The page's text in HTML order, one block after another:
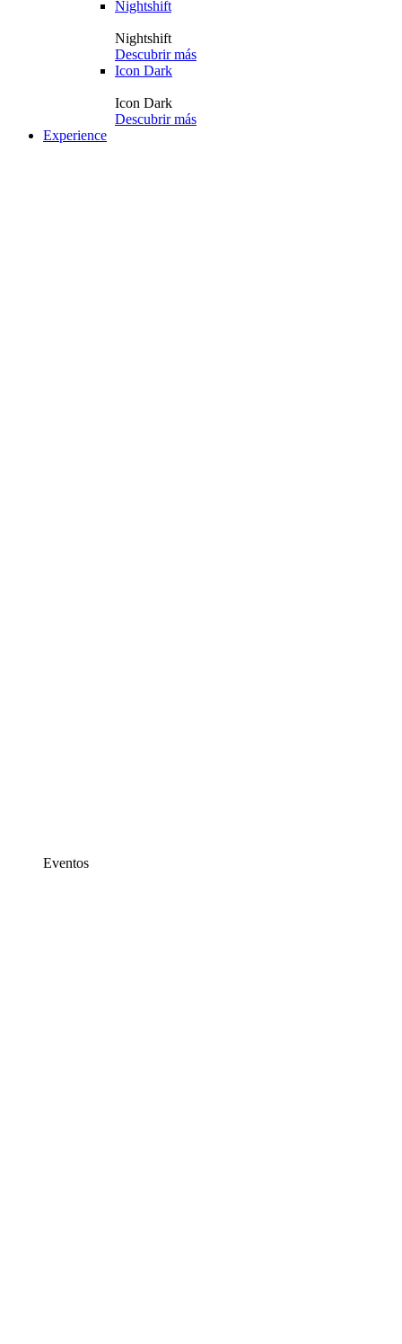
Nightshift
Nightshift
Descubrir más
Icon Dark
Icon Dark
Descubrir más
Experience
Eventos